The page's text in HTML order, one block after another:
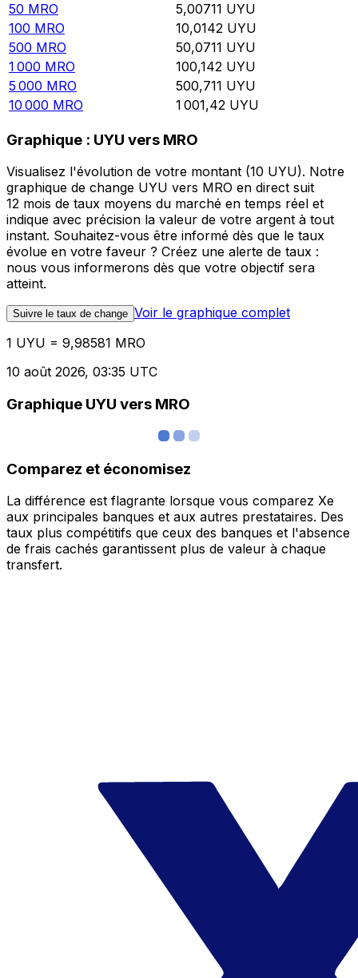
50 MRO 5,00711 UYU
100 MRO 10,0142 UYU
500 MRO 50,0711 UYU
1 000 MRO 100,142 UYU
5 000 MRO 500,711 UYU
10 000 MRO 1 001,42 UYU
Graphique : UYU vers MRO
Visualisez l'évolution de votre montant (10 UYU). Notre
graphique de change UYU vers MRO en direct suit
12 mois de taux moyens du marché en temps réel et
indique avec précision la valeur de votre argent à tout
instant. Souhaitez-vous être informé dès que le taux
évolue en votre faveur ? Créez une alerte de taux :
nous vous informerons dès que votre objectif sera
atteint.
Suivre le taux de change Voir le graphique complet
1 UYU = 9,98581 MRO
10 août 2026, 03:35 UTC
Graphique UYU vers MRO
Comparez et économisez
La différence est flagrante lorsque vous comparez Xe
aux principales banques et aux autres prestataires. Des
taux plus compétitifs que ceux des banques et l'absence
de frais cachés garantissent plus de valeur à chaque
transfert.